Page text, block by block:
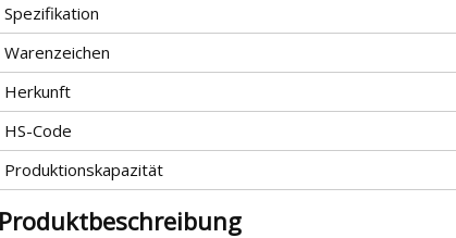
Spezifikation
Warenzeichen
Herkunft
HS-Code
Produktionskapazität
Produktbeschreibung